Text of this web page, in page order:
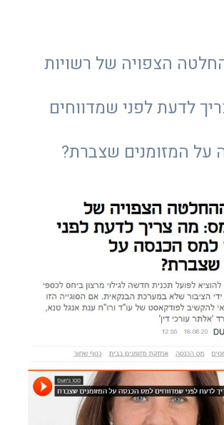
הצפויה של רשויות
לדעת לפני שמדווחים
על המזומנים שצברת?